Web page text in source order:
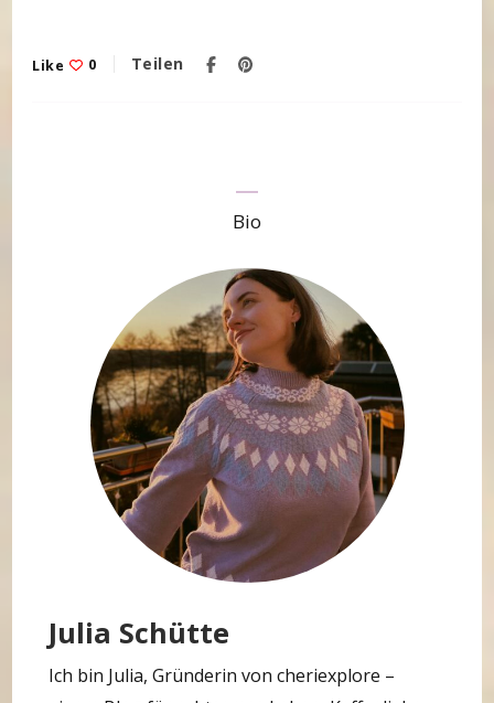
Like 0 Teilen
Bio
Julia Schütte
Ich bin Julia, Gründerin von cheriexplore –